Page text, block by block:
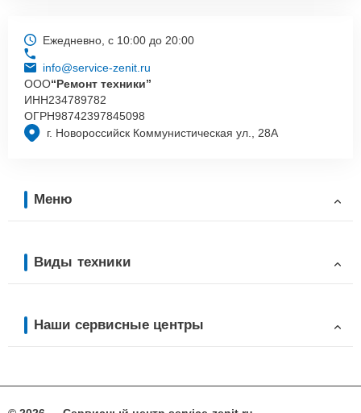
г. Новороссийск Коммунистическая ул., 28А
Ежедневно, с 10:00 до 20:00
info@service-zenit.ru
ООО“Ремонт техники”
ИНН234789782
ОГРН98742397845098
Меню
Виды техники
Наши сервисные центры